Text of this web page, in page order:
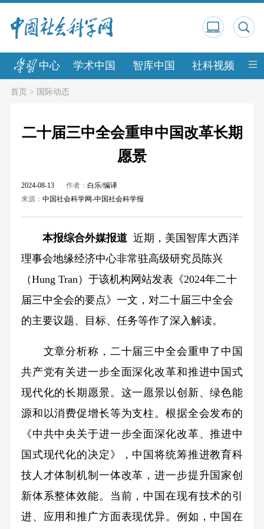
中心 学术中国 智库中国 社科视频 中
首页> 国际动态
二十届三中全会重申中国改革长期
愿景
2024-08-13 作者： 白乐/编译
来源： 中国社会科学网-中国社会科学报
本报综合外媒报道近期，美国智库大西洋
理事会地缘经济中心非常驻高级研究员陈兴
（Hung Tran）于该机构网站发表《2024年二十
届三中全会的要点》一文，对二十届三中全会
的主要议题、目标、任务等作了深入解读。
文章分析称，二十届三中全会重申了中国
共产党有关进一步全面深化改革和推进中国式
现代化的长期愿景。这一愿景以创新、绿色能
源和以消费促增长等为支柱。根据全会发布的
《中共中央关于进一步全面深化改革、推进中
国式现代化的决定》，中国将统筹推进教育科
技人才体制机制一体改革，进一步提升国家创
新体系整体效能。当前，中国在现有技术的引
进、应用和推广方面表现优异。例如，中国在